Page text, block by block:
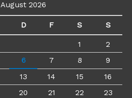
August 2026
D F S S
1
2
6 7 8
9
13 14 15
16
20 21 22
23